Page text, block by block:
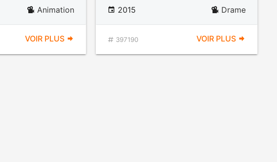
Animation
VOIR PLUS
2015 Drame
397190 VOIR PLUS